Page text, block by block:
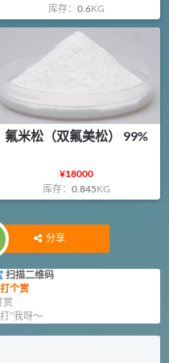
库存：0.6KG
氟米松（双氟美松） 99%
¥18000
库存：0.845KG
分享
扫描二维码
打个赏
赏
”我呀～